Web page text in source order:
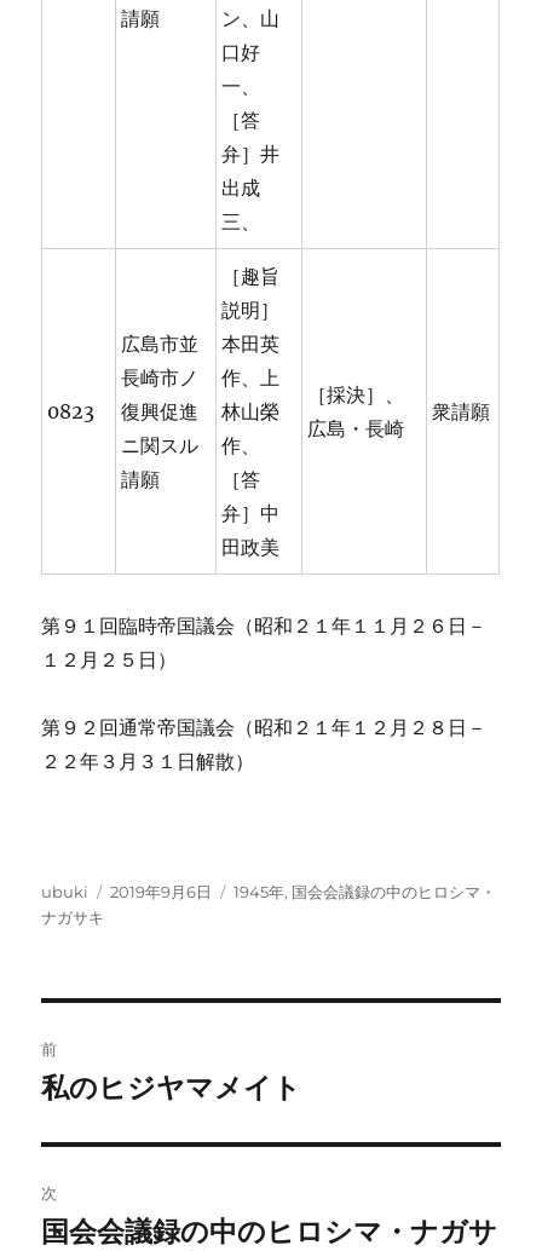
請願
ン、山
口好
一、
［答
弁］井
出成
三、
0823
広島市並
長崎市ノ
復興促進
ニ関スル
請願
［趣旨
説明］
本田英
作、上
林山榮
作、
［答
弁］中
田政美
［採決］、
広島・長崎
衆請願
第９１回臨時帝国議会（昭和２１年１１月２６日－
１２月２５日）
第９２回通常帝国議会（昭和２１年１２月２８日－
２２年３月３１日解散）
投
稿
ubuki
投
2019年9月6日
カ
1945年, 国会会議録の中のヒロシマ・
ナガサキ
稿
ビ
ゲ
前
前
投
稿:
私のヒジヤマメイト
次
次
国会会議録の中のヒロシマ・ナガサ